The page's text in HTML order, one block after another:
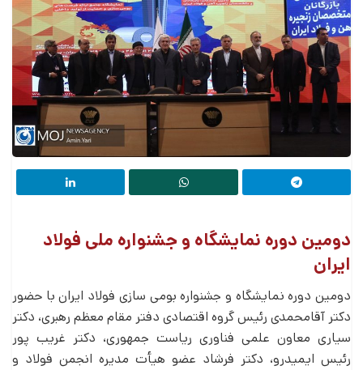
دومین دوره نمایشگاه و جشنواره ملی فولاد
ایران
دومین دوره نمایشگاه و جشنواره بومی سازی فولاد ایران با حضور
دکتر آقامحمدی رئیس گروه اقتصادی دفتر مقام معظم رهبری، دکتر
سیاری معاون علمی فناوری ریاست جمهوری، دکتر غریب­ پور
رئیس ایمیدرو، دکتر فرشاد عضو هیأت مدیره انجمن فولاد و